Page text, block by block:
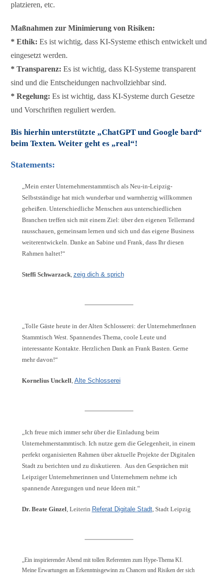
platzieren, etc.
Maßnahmen zur Minimierung von Risiken:
* Ethik:Es ist wichtig, dass KI-Systeme ethisch entwickelt und
eingesetzt werden.
* Transparenz: Es ist wichtig, dass KI-Systeme transparent
sind und die Entscheidungen nachvollziehbar sind.
* Regelung: Es ist wichtig, dass KI-Systeme durch Gesetze
und Vorschriften reguliert werden.
Bis hierhin unterstützte „ChatGPT und Google bard“
beim Texten. Weiter geht es „real“!
Statements:
„Mein erster Unternehmerstammtisch als Neu-in-Leipzig-
Selbstständige hat mich wunderbar und warmherzig willkommen
geheißen. Unterschiedliche Menschen aus unterschiedlichen
Branchen treffen sich mit einem Ziel: über den eigenen Tellerrand
rausschauen, gemeinsam lernen und sich und das eigene Business
weiterentwickeln. Danke an Sabine und Frank, dass Ihr diesen
Rahmen haltet!“
Steffi Schwarzack, zeig dich & sprich
„Tolle Gäste heute in der Alten Schlosserei: der UnternehmerInnen
Stammtisch West. Spannendes Thema, coole Leute und
interessante Kontakte. Herzlichen Dank an Frank Basten. Gerne
mehr davon!“
Kornelius Unckell, Alte Schlosserei
„Ich freue mich immer sehr über die Einladung beim
Unternehmerstammtisch. Ich nutze gern die Gelegenheit, in einem
perfekt organisierten Rahmen über aktuelle Projekte der Digitalen
Stadt zu berichten und zu diskutieren. Aus den Gesprächen mit
Leipziger Unternehmerinnen und Unternehmern nehme ich
spannende Anregungen und neue Ideen mit.“
Dr. Beate Ginzel, Leiterin Referat Digitale Stadt, Stadt Leipzig
„Ein inspirierender Abend mit tollen Referenten zum Hype-Thema KI.
Meine Erwartungen an Erkenntnisgewinn zu Chancen und Risiken der sich